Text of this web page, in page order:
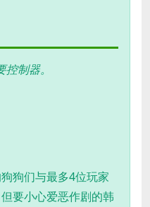
制器。
狗们与最多4位玩家
要小心爱恶作剧的韩